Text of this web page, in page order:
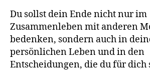
Du sollst dein Ende nicht nur im
Zusammenleben mit anderen
bedenken, sondern auch in
persönlichen Leben und in den
Entscheidungen, die du für dich